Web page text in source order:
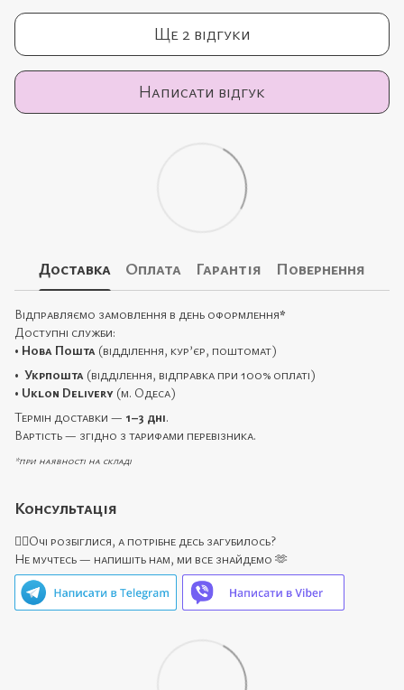
Ще 2 відгуки
Написати відгук
Доставка Оплата Гарантія Повернення
Відправляємо замовлення в день оформлення*
Доступні служби:
• Нова Пошта (відділення, кур’єр, поштомат)
• Укрпошта (відділення, відправка при 100% оплаті)
• Uklon Delivery (м. Одеса)
Термін доставки — 1–3 дні.
Вартість — згідно з тарифами перевізника.
*при наявності на складі
Консультація
🙋‍♀️Очі розбіглися, а потрібне десь загубилось?
Не мучтесь — напишіть нам, ми все знайдемо 🫶